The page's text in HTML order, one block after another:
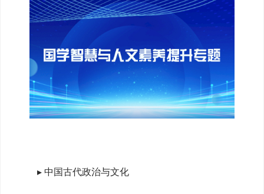
▸ 中国古代政治与文化